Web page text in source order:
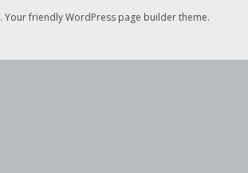
. Your friendly WordPress page builder theme.